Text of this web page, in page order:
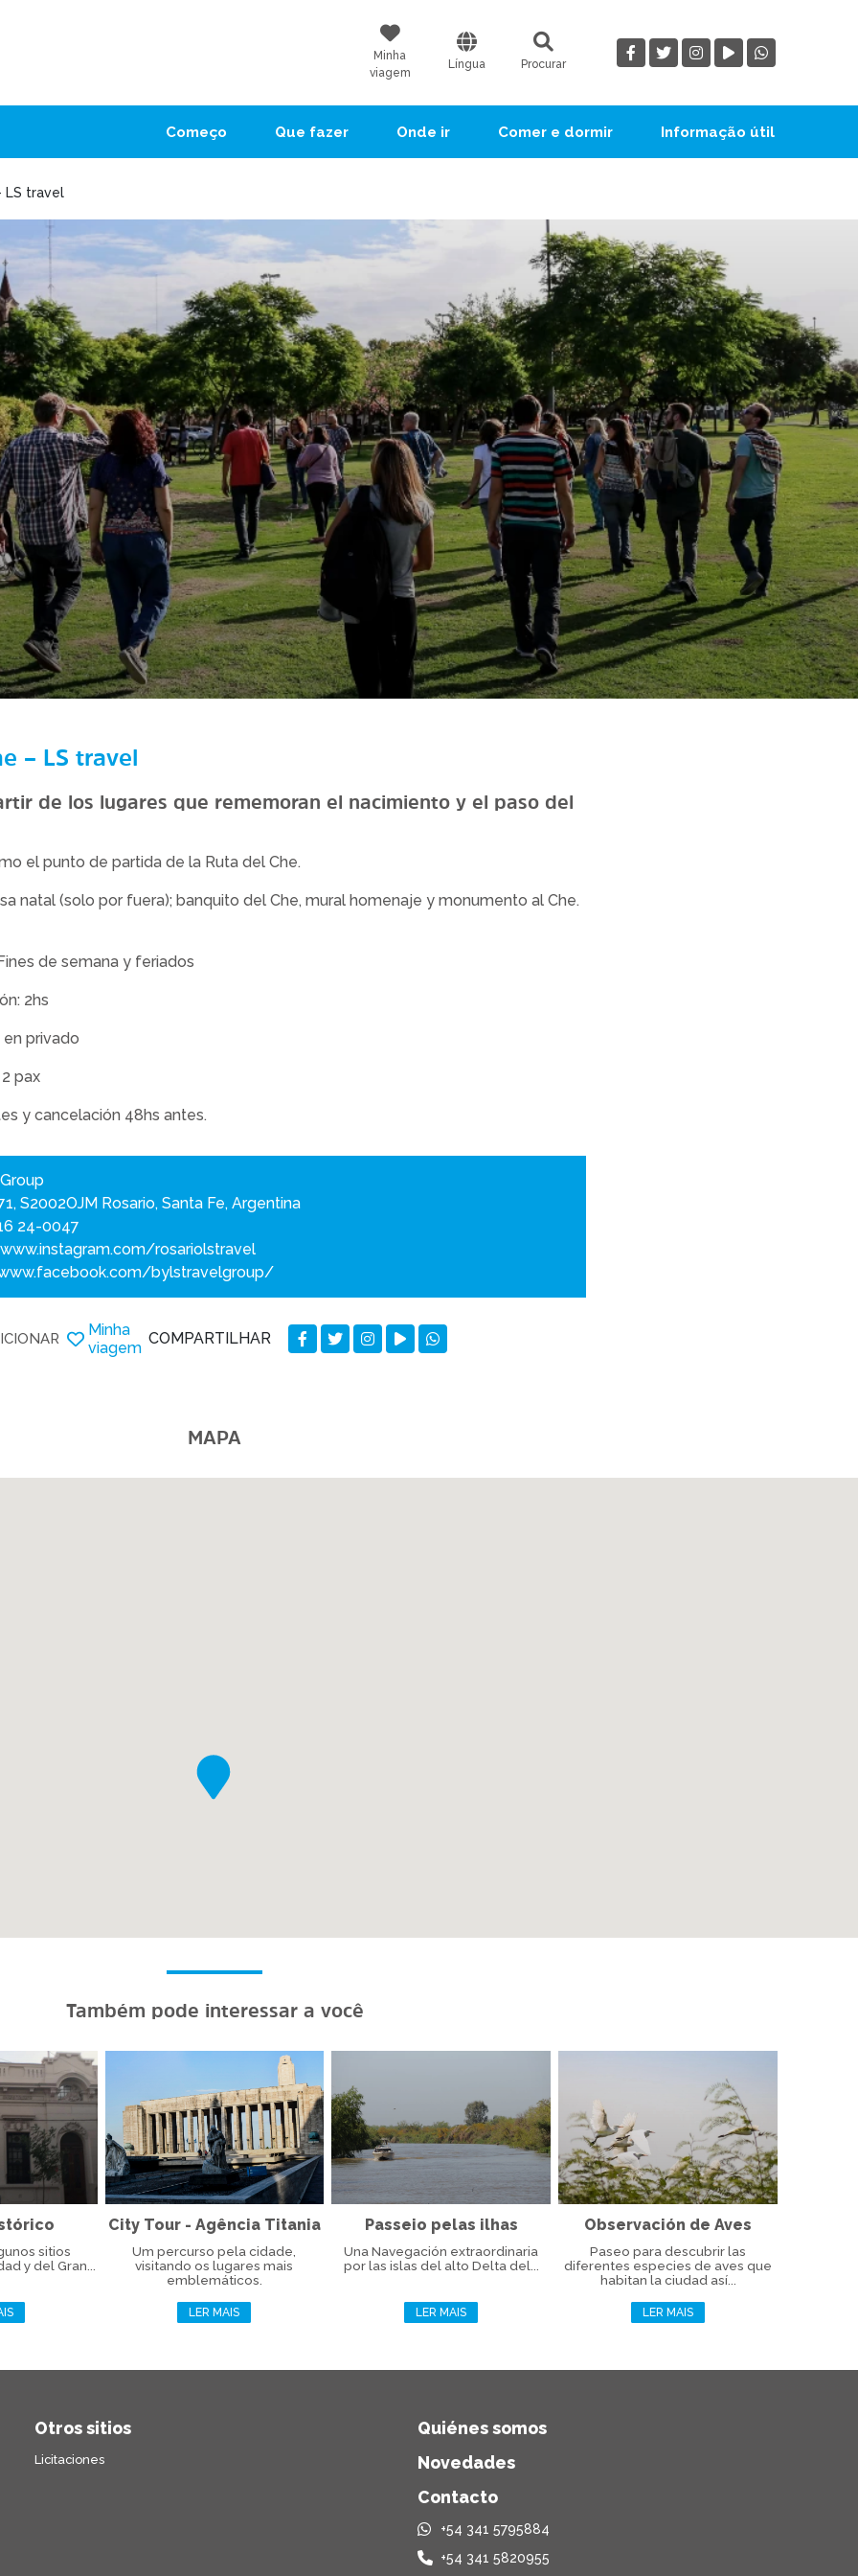
Minha
viagem
Língua Procurar
Começo Que fazer Onde ir Comer e dormir Informação útil
LS travel
– LS travel
de los lugares que rememoran el nacimiento y el paso del
el punto de partida de la Ruta del Che.
natal (solo por fuera); banquito del Che, mural homenaje y monumento al Che.
de semana y feriados
2hs
privado
pax
y cancelación 48hs antes.
S2002OJM Rosario, Santa Fe, Argentina
24-0047
rosariolstravel
bylstravelgroup/
Minha
viagem
COMPARTILHAR
MAPA
Também pode interessar a você
sitios
y del Gran...
City Tour - Agência Titania
Um percurso pela cidade,
visitando os lugares mais
emblemáticos.
LER MAIS
Passeio pelas ilhas
Una Navegación extraordinaria
por las islas del alto Delta del...
LER MAIS
Observación de Aves
Paseo para descubrir las
diferentes especies de aves que
habitan la ciudad así...
LER MAIS
Otros sitios
Licitaciones
Quiénes somos
Novedades
Contacto
+54 341 5795884
+54 341 5820955